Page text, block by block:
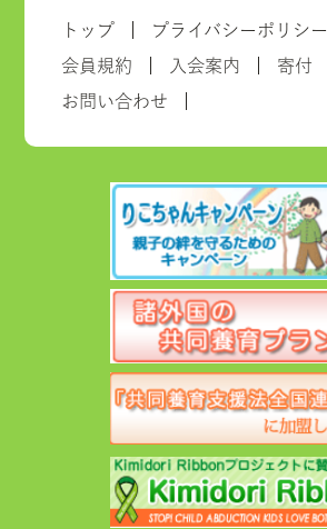
トップ プライバシーポリシー
会員規約 入会案内 寄付
お問い合わせ